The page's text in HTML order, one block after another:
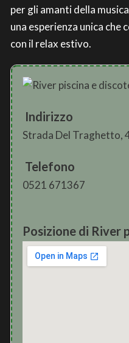
per gli amanti della
una esperienza unica che
con il relax estivo.
Indirizzo
Strada Del Traghetto,
Telefono
0521 671367
Posizione di River